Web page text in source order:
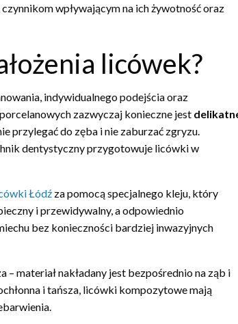
wpływającym na ich żywotność oraz
licówek?
indywidualnego podejścia oraz
zazwyczaj konieczne jest
przylegać do zęba i nie zaburzać zgryzu.
dentystyczny przygotowuje licówki w
Łódź za pomocą specjalnego kleju, który
i przewidywalny, a odpowiednio
bez konieczności bardziej inwazyjnych
materiał nakładany jest bezpośrednio na ząb i
i tańsza, licówki kompozytowe mają